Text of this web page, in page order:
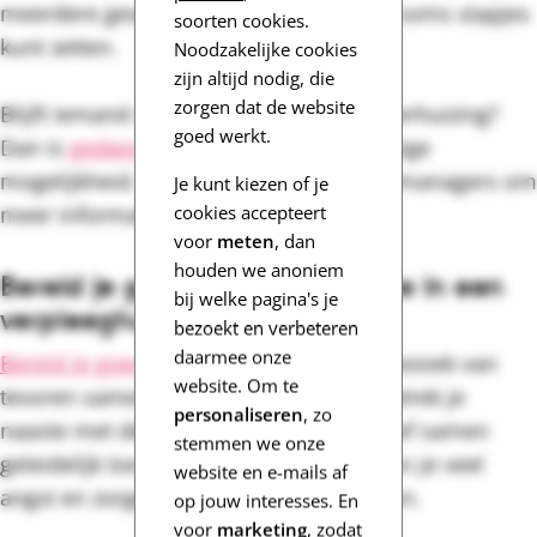
soorten cookies.
Noodzakelijke cookies
zijn altijd nodig, die
zorgen dat de website
goed werkt.
Je kunt kiezen of je
cookies accepteert
voor meten, dan
houden we anoniem
bij welke pagina's je
bezoekt en verbeteren
daarmee onze
website. Om te
personaliseren, zo
stemmen we onze
website en e-mails af
op jouw interesses. En
voor marketing, zodat
meerdere gesprekken nodig voordat je soms stapjes
kunt zetten.
Blijft iemand zich verzetten tegen een verhuizing?
Dan isgedwongen opname
soms de enige
mogelijkheid. Vraag de huisarts of casemanagers om
meer informatie of advies.
Bereid je goed voor op opname in een
verpleeghuis
Bereid je goed voor op de verhuizing
. Bezoek van
tevoren samen verschillende huizen. Betrek je
naaste met dementie bij de keuze en leef samen
geleidelijk toe naar de verhuizing. Zo kun je veel
angst en zorgen voor zijn of verminderen.